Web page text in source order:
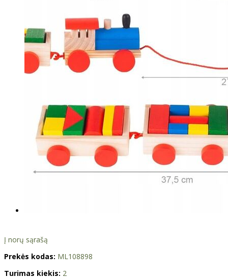
Į norų sąrašą
Prekės kodas: ML108898
Turimas kiekis: 2